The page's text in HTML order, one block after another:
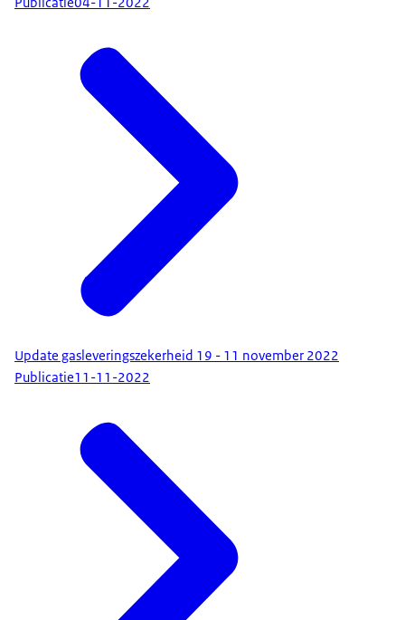
Update gasleveringszekerheid 19 - 11 november 2022
Publicatie11-11-2022